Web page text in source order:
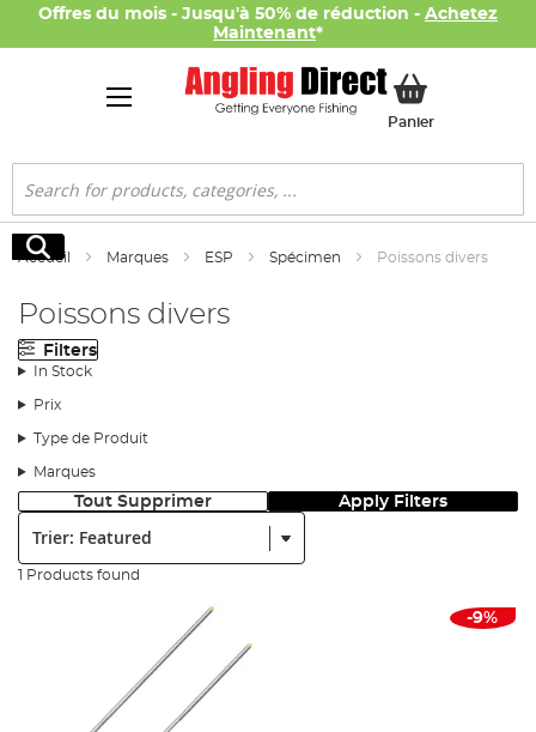
Offres du mois - Jusqu'à 50% de réduction - Achetez
Maintenant*
PanierMon panier
Rechercher
Rechercher
Accueil Marques ESP Spécimen Poissons divers
Poissons divers
Filters
In Stock
Prix
Type de Produit
Marques
Tout Supprimer Apply Filters
1 Products found
-9%